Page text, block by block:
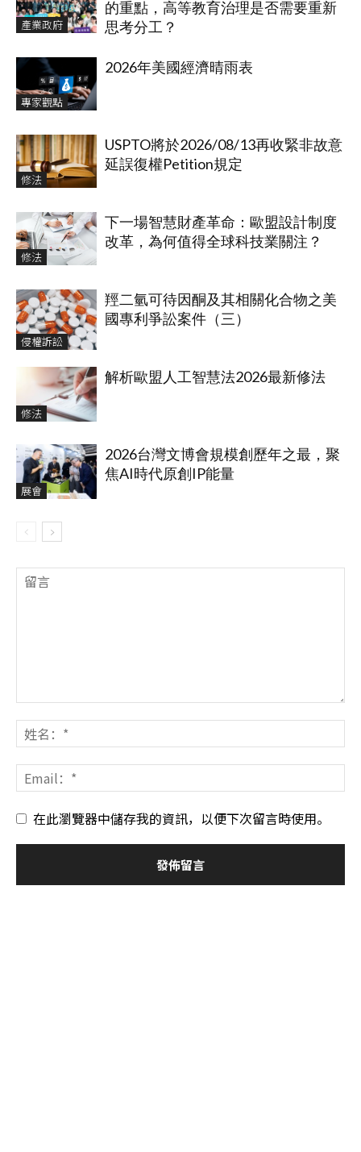
產業政府
的重點，高等教育治理是否需要重新
思考分工？
專家觀點
2026年美國經濟晴雨表
修法
USPTO將於2026/08/13再收緊非故意
延誤復權Petition規定
修法
下一場智慧財產革命：歐盟設計制度
改革，為何值得全球科技業關注？
侵權訴訟
羥二氫可待因酮及其相關化合物之美
國專利爭訟案件（三）
修法
解析歐盟人工智慧法2026最新修法
展會
2026台灣文博會規模創歷年之最，聚
焦AI時代原創IP能量
在此瀏覽器中儲存我的資訊，以便下次留言時使用。